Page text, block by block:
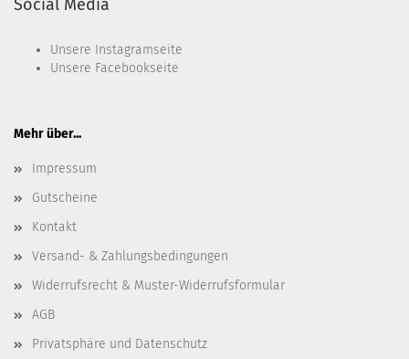
Social Media
Unsere Instagramseite
Unsere Facebookseite
Mehr über...
Impressum
Gutscheine
Kontakt
Versand- & Zahlungsbedingungen
Widerrufsrecht & Muster-Widerrufsformular
AGB
Privatsphäre und Datenschutz